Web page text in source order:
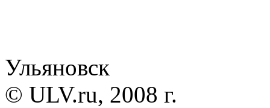
Ульяновск
© ULV.ru, 2008 г.